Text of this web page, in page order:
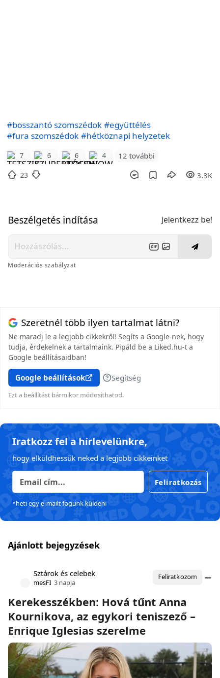
#bosszantó szomszédok #együttélés
#fura szomszédok #hétköznapi helyzetek
7 6 6 4 12 további
23 3.3K
Beszélgetés indítása Jelentkezz be!
Moderációs szabályzat
Szeretnél több ilyen tartalmat látni?
Ne maradj le a legjobb cikkekről! Segíts a Google-nek, hogy
tudja, érdekelnek a tartalmaink. Pipáld be a Liked.hu-t a
Google beállításaidban!
Google beállítások Segítség
Ezt a beállítást bármikor módosíthatod.
Iratkozz fel a hírlevelünkre,
hogy elküldhessük neked a legjobb cikkeinket
Feliratkozás
*heti egy e-mailt fogunk küldeni
Ajánlott bejegyzések
Sztárok és celebek
mesFI 3 napja
Feliratkozom
Kerekesszékben: Hová tűnt Anna
Kournikova, az egykori teniszező –
Enrique Iglesias szerelme